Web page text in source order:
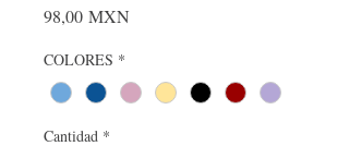
98,00 MXN
COLORES *
Cantidad *